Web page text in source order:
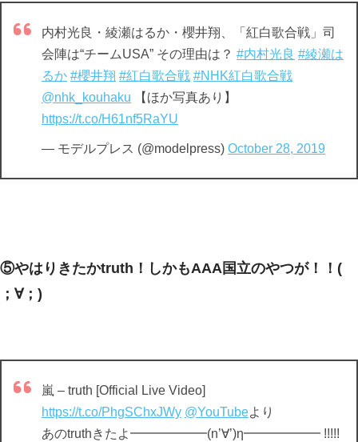
内村光良・綾瀬はるか・櫻井翔、「紅白歌合戦」司
会陣は“チームUSA” その理由は？ #内村光良 #綾瀬は
るか #櫻井翔 #紅白歌合戦 #NHK紅白歌合戦
@nhk_kouhaku 【ほか写真あり】
https://t.co/H61nf5RaYU
— モデルプレス (@modelpress) October 28, 2019
⑤やはりきたかtruth！しかもAAA国立のやつが！！(
；∀；)
嵐 – truth [Official Live Video]
https://t.co/PhgSChxJWy @YouTubeより
あのtruthきたよ━━━━━━(n’∀’)η━━━━━━ !!!!!